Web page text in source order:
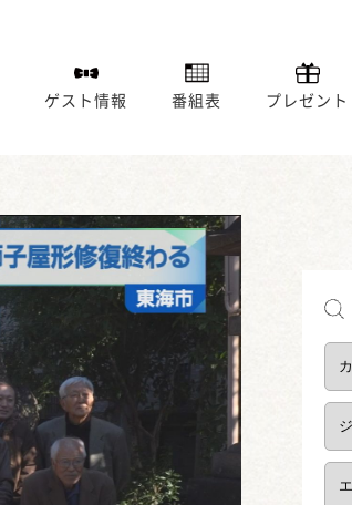
ゲスト情報 番組表 プレゼント